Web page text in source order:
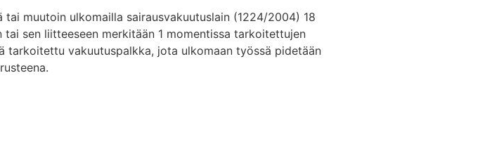
muutoin ulkomailla sairausvakuutuslain (1224/2004) 18
sen liitteeseen merkitään 1 momentissa tarkoitettujen
tarkoitettu vakuutuspalkka, jota ulkomaan työssä pidetään